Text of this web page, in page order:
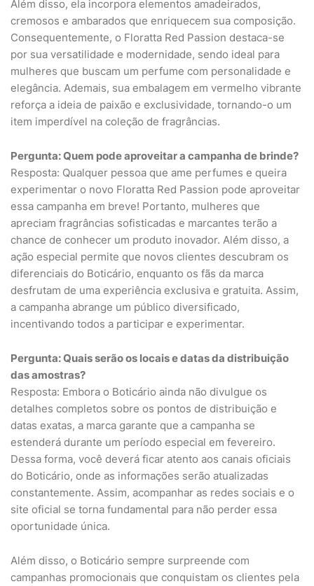
Além disso, ela incorpora elementos amadeirados,
cremosos e ambarados que enriquecem sua composição.
Consequentemente, o Floratta Red Passion destaca-se
por sua versatilidade e modernidade, sendo ideal para
mulheres que buscam um perfume com personalidade e
elegância. Ademais, sua embalagem em vermelho vibrante
reforça a ideia de paixão e exclusividade, tornando-o um
item imperdível na coleção de fragrâncias.
Pergunta: Quem pode aproveitar a campanha de brinde?
Resposta: Qualquer pessoa que ame perfumes e queira
experimentar o novo Floratta Red Passion pode aproveitar
essa campanha em breve! Portanto, mulheres que
apreciam fragrâncias sofisticadas e marcantes terão a
chance de conhecer um produto inovador. Além disso, a
ação especial permite que novos clientes descubram os
diferenciais do Boticário, enquanto os fãs da marca
desfrutam de uma experiência exclusiva e gratuita. Assim,
a campanha abrange um público diversificado,
incentivando todos a participar e experimentar.
Pergunta: Quais serão os locais e datas da distribuição
das amostras?
Resposta: Embora o Boticário ainda não divulgue os
detalhes completos sobre os pontos de distribuição e
datas exatas, a marca garante que a campanha se
estenderá durante um período especial em fevereiro.
Dessa forma, você deverá ficar atento aos canais oficiais
do Boticário, onde as informações serão atualizadas
constantemente. Assim, acompanhar as redes sociais e o
site oficial se torna fundamental para não perder essa
oportunidade única.
Além disso, o Boticário sempre surpreende com
campanhas promocionais que conquistam os clientes pela